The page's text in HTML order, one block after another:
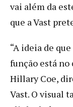
vai além da
que a Vast
“A ideia de
função está no
Hillary Coe,
Vast. O visual